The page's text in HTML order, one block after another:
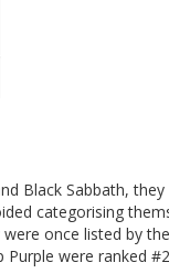
Black Sabbath,
categorising
once listed by
were ranked